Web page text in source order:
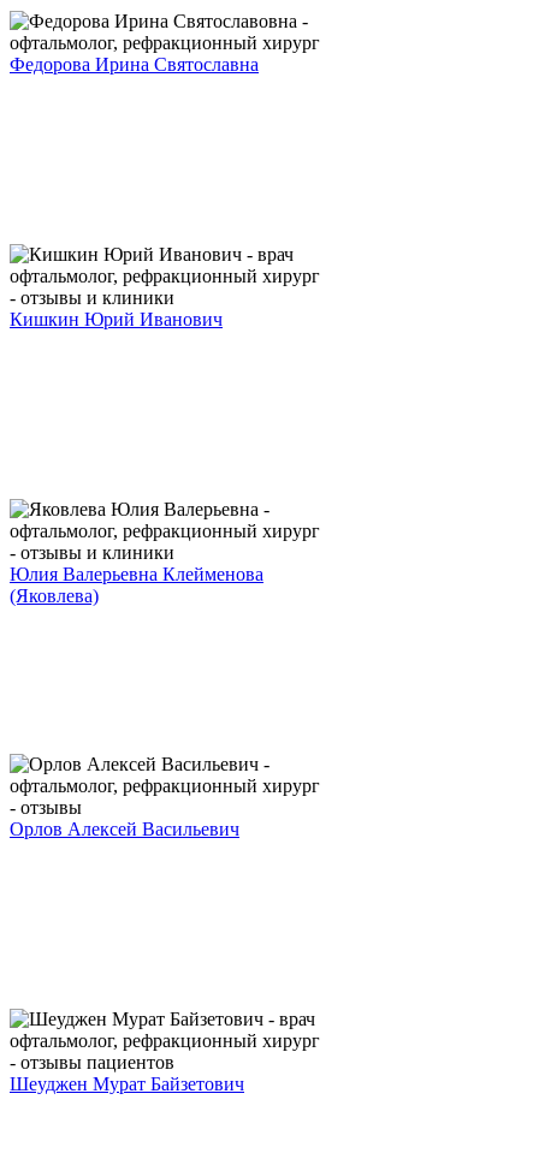
Федорова Ирина Святославна
Кишкин Юрий Иванович
Юлия Валерьевна Клейменова
(Яковлева)
Орлов Алексей Васильевич
Шеуджен Мурат Байзетович